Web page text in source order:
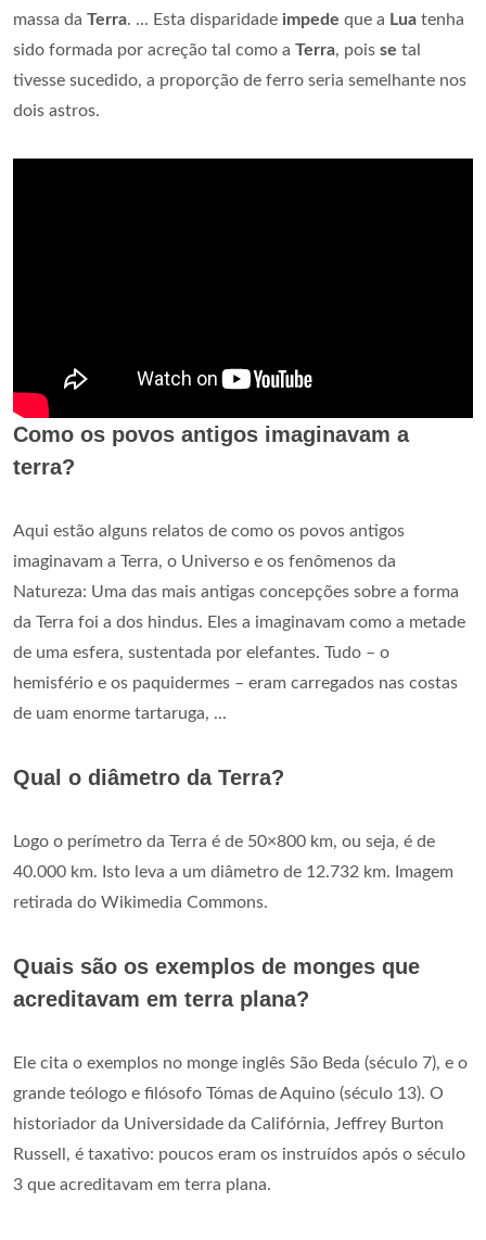
massa da Terra. ... Esta disparidade impede que a Lua tenha
sido formada por acreção tal como a Terra, pois se tal
tivesse sucedido, a proporção de ferro seria semelhante nos
dois astros.
Como os povos antigos imaginavam a
terra?
Aqui estão alguns relatos de como os povos antigos
imaginavam a Terra, o Universo e os fenômenos da
Natureza: Uma das mais antigas concepções sobre a forma
da Terra foi a dos hindus. Eles a imaginavam como a metade
de uma esfera, sustentada por elefantes. Tudo – o
hemisfério e os paquidermes – eram carregados nas costas
de uam enorme tartaruga, ...
Qual o diâmetro da Terra?
Logo o perímetro da Terra é de 50×800 km, ou seja, é de
40.000 km. Isto leva a um diâmetro de 12.732 km. Imagem
retirada do Wikimedia Commons.
Quais são os exemplos de monges que
acreditavam em terra plana?
Ele cita o exemplos no monge inglês São Beda (século 7), e o
grande teólogo e filósofo Tómas de Aquino (século 13). O
historiador da Universidade da Califórnia, Jeffrey Burton
Russell, é taxativo: poucos eram os instruídos após o século
3 que acreditavam em terra plana.